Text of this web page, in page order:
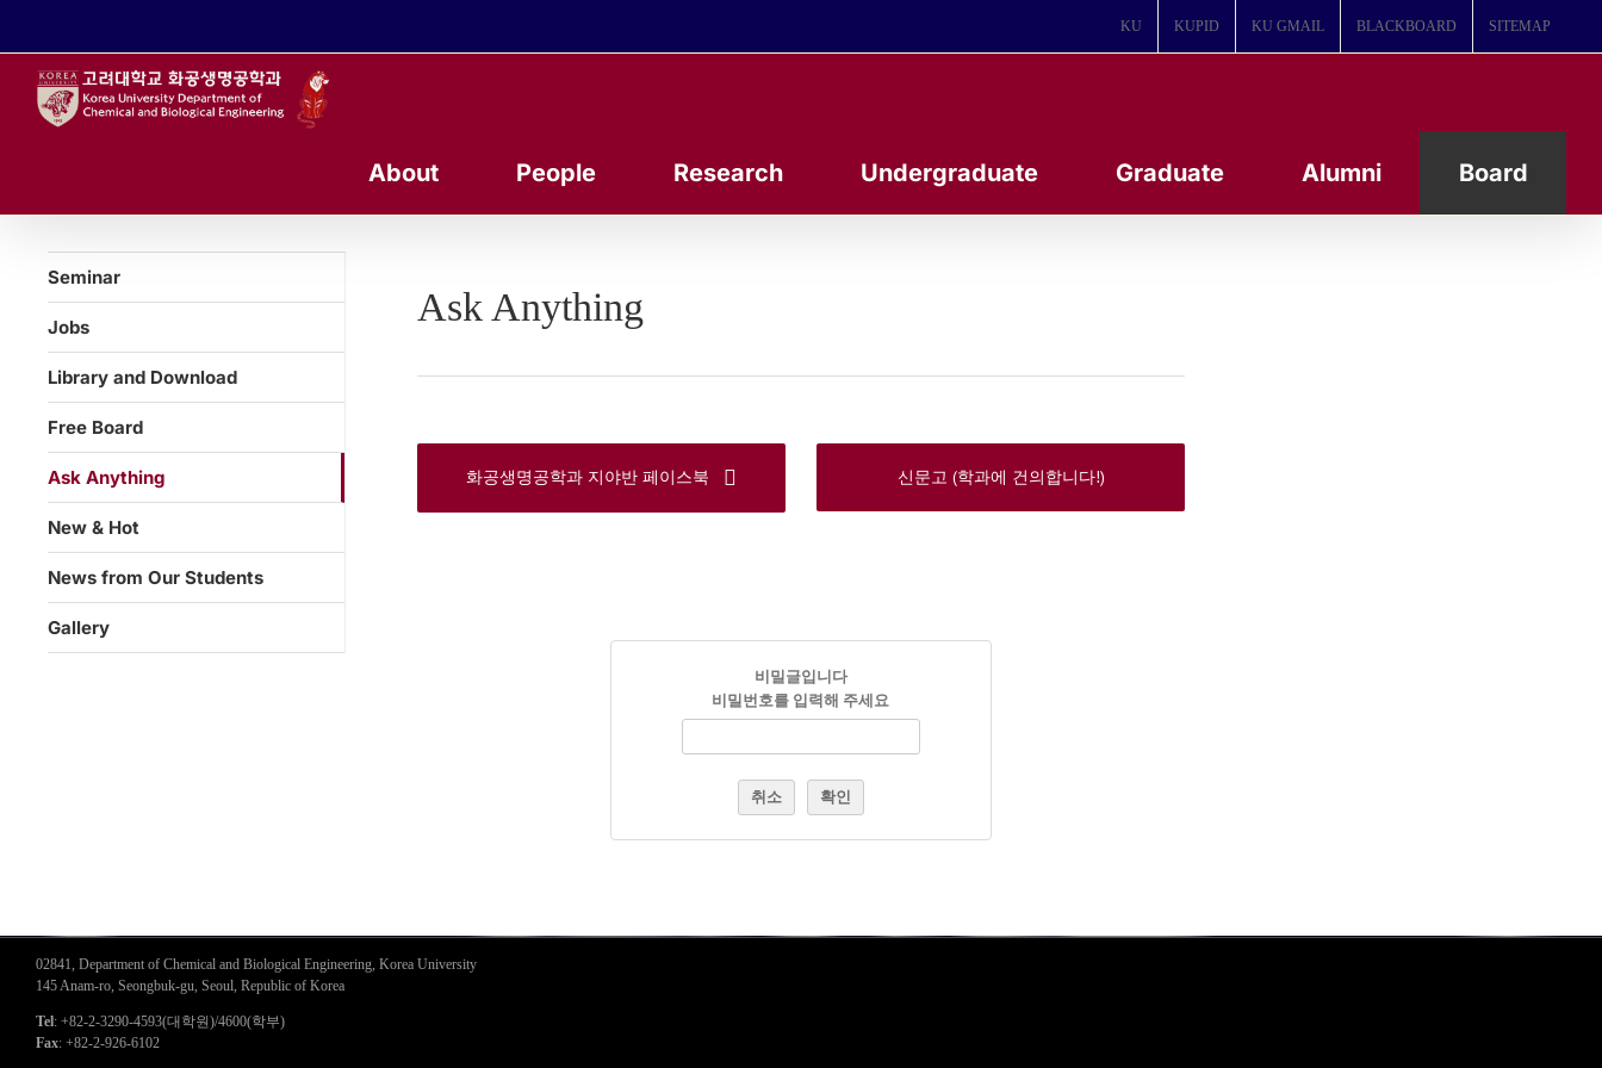
KU KUPID KU GMAIL BLACKBOARD SITEMAP
About People Research Undergraduate Graduate Alumni Board
Ask Anything
화공생명공학과 지야반 페이스북 신문고 (학과에 건의합니다!)
비밀글입니다
비밀번호를 입력해 주세요
취소 확인
Seminar
Jobs
Library and Download
Free Board
Ask Anything
New & Hot
News from Our Students
Gallery
02841, Department of Chemical and Biological Engineering, Korea University
145 Anam-ro, Seongbuk-gu, Seoul, Republic of Korea
Tel: +82-2-3290-4593(대학원)/4600(학부)
Fax: +82-2-926-6102